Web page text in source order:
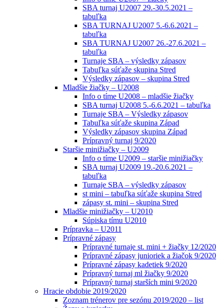
SBA turnaj U2007 29.-30.5.2021 –
tabuľka
SBA TURNAJ U2007 5.-6.6.2021 –
tabuľka
SBA TURNAJ U2007 26.-27.6.2021 –
tabuľka
Turnaje SBA – výsledky zápasov
Tabuľka súťaže skupina Stred
Výsledky zápasov – skupina Stred
Mladšie žiačky – U2008
Info o tíme U2008 – mladšie žiačky
SBA turnaj U2008 5.-6.6.2021 – tabuľka
Turnaje SBA – Výsledky zápasov
Tabuľka súťaže skupina Západ
Výsledky zápasov skupina Západ
Prípravný turnaj 9/2020
Staršie minižiačky – U2009
Info o tíme U2009 – staršie minižiačky
SBA turnaj U2009 19.-20.6.2021 –
tabuľka
Turnaje SBA – výsledky zápasov
st mini – tabuľka súťaže skupina Stred
zápasy st. mini – skupina Stred
Mladšie minižiačky – U2010
Súpiska tímu U2010
Prípravka – U2011
Prípravné zápasy
Prípravné turnaje st. mini + žiačky 12/2020
Prípravné zápasy junioriek a žiačok 9/2020
Prípravné zápasy kadetiek 9/2020
Prípravný turnaj ml žiačky 9/2020
Prípravný turnaj starších mini 9/2020
Hracie obdobie 2019/2020
Zoznam trénerov pre sezónu 2019/2020 – list